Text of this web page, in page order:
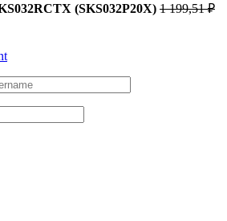
(SKS032P20X) 1 199,51₽